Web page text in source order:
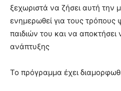
ξεχωριστά να ζήσει αυτή την
ενημερωθεί για τους τρόπους
παιδιών του και να
ανάπτυξης
Το πρόγραμμα έχει